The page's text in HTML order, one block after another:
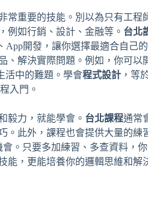
常重要的技能。別以為只有工程
例如行銷、設計、金融等。 台北
App開發，讓你選擇最適合自己
、解決實際問題。例如，你可
活中的難題。學會程式設計 ，等
入門。
毅力，就能學會。 台北課程通常
。此外，課程也會提供大量的練
。只要多加練習、多查資料，
能，更能培養你的邏輯思維和